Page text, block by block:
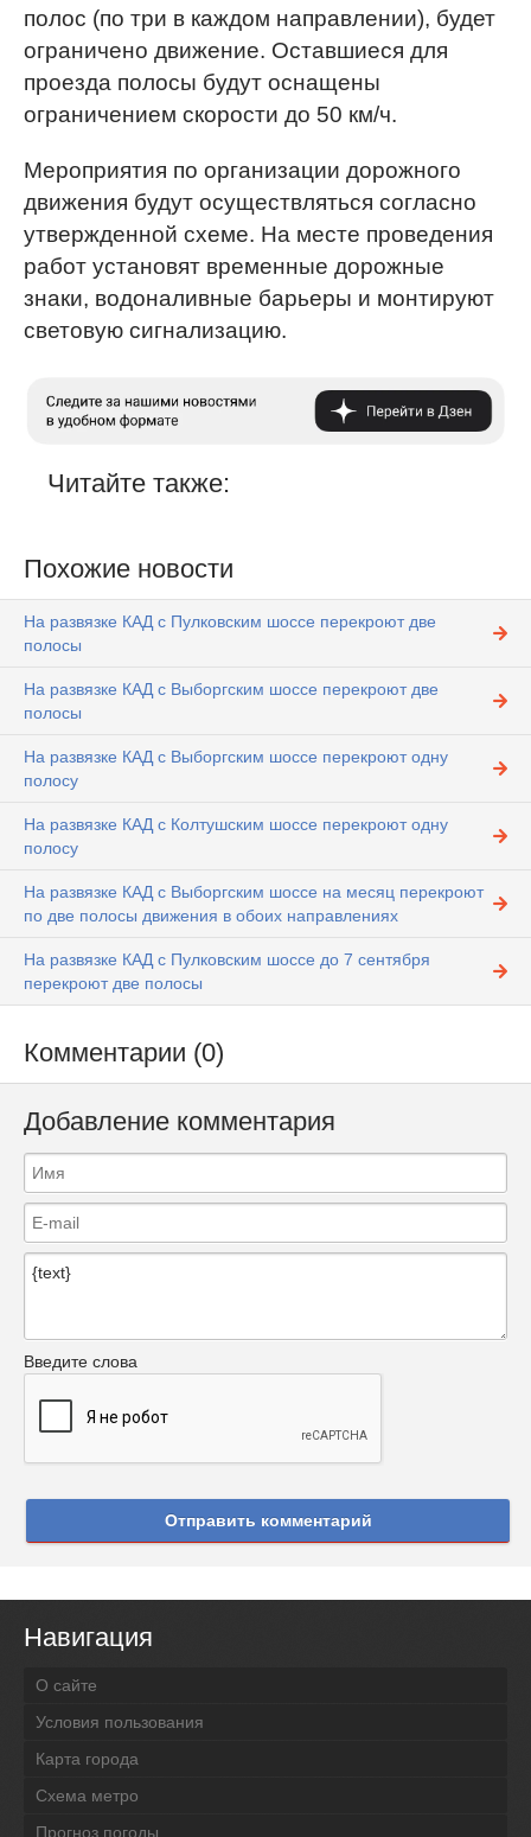
полос (по три в каждом направлении), будет
ограничено движение. Оставшиеся для
проезда полосы будут оснащены
ограничением скорости до 50 км/ч.
Мероприятия по организации дорожного
движения будут осуществляться согласно
утвержденной схеме. На месте проведения
работ установят временные дорожные
знаки, водоналивные барьеры и монтируют
световую сигнализацию.
Читайте также:
Похожие новости
На развязке КАД с Пулковским шоссе перекроют две
полосы
На развязке КАД с Выборгским шоссе перекроют две
полосы
На развязке КАД с Выборгским шоссе перекроют одну
полосу
На развязке КАД с Колтушским шоссе перекроют одну
полосу
На развязке КАД с Выборгским шоссе на месяц перекроют
по две полосы движения в обоих направлениях
На развязке КАД с Пулковским шоссе до 7 сентября
перекроют две полосы
Комментарии (0)
Добавление комментария
Введите слова
Отправить комментарий
Навигация
О сайте
Условия пользования
Карта города
Схема метро
Прогноз погоды